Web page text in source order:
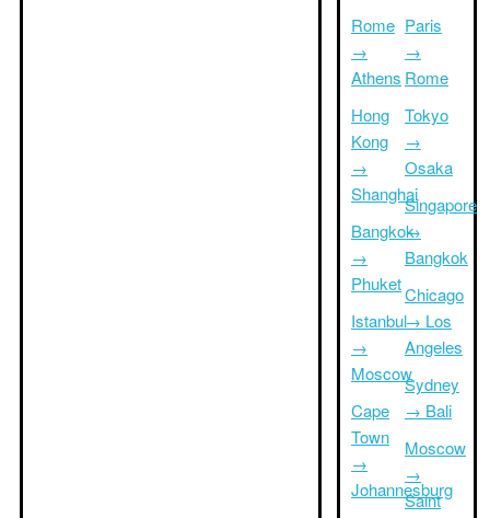
Rome
→
Athens
Hong
Kong
→
Shanghai
Bangkok
→
Phuket
Istanbul
→
Moscow
Cape
Town
→
Johannesburg
Paris
→
Rome
Tokyo
→
Osaka
Singapore
→
Bangkok
Chicago
→ Los
Angeles
Sydney
→ Bali
Moscow
→
Saint